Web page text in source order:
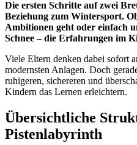
Die ersten Schritte auf zwei
Beziehung zum Wintersport.
Ambitionen geht oder einfach
Schnee – die Erfahrungen im
Viele Eltern denken dabei sofort
modernsten Anlagen. Doch
ruhigeren, sichereren und
Kindern das Lernen erleichtern.
Übersichtliche
Pistenlabyrinth